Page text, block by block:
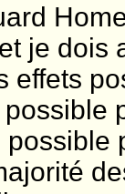
je dois
effets